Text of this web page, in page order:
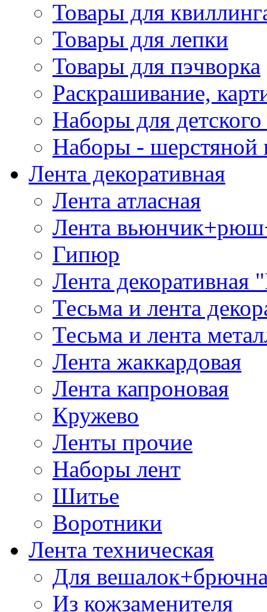
Товары для
Товары для лепки
Товары для пэчворка
Раскрашивание,
Наборы для
Наборы - шерстяной
Лента декоративная
Лента атласная
Лента
Гипюр
Лента декоративная
Тесьма и лента
Тесьма и лента
Лента жаккардовая
Лента капроновая
Кружево
Ленты прочие
Наборы лент
Шитье
Воротники
Лента техническая
Для
Из кожзаменителя